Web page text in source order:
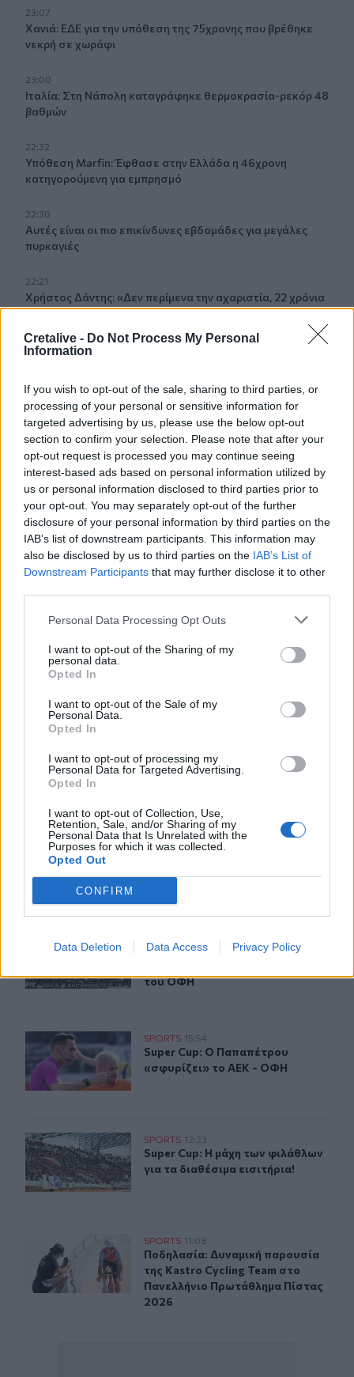
Cretalive - Do Not Process My Personal
Information
If you wish to opt-out of the sale, sharing to third parties, or
processing of your personal or sensitive information for
targeted advertising by us, please use the below opt-out
section to confirm your selection. Please note that after your
opt-out request is processed you may continue seeing
interest-based ads based on personal information utilized by
us or personal information disclosed to third parties prior to
your opt-out. You may separately opt-out of the further
disclosure of your personal information by third parties on the
IAB’s list of downstream participants. This information may
also be disclosed by us to third parties on the IAB’s List of
Downstream Participants that may further disclose it to other
Personal Data Processing Opt Outs
I want to opt-out of the Sharing of my
personal data.
Opted In
I want to opt-out of the Sale of my
Personal Data.
Opted In
I want to opt-out of processing my
Personal Data for Targeted Advertising.
Opted In
I want to opt-out of Collection, Use,
Retention, Sale, and/or Sharing of my
Personal Data that Is Unrelated with the
Purposes for which it was collected.
Opted Out
CONFIRM
Data Deletion Data Access Privacy Policy
23:07
Χανιά: ΕΔΕ για την υπόθεση της 75χρονης που βρέθηκε
νεκρή σε χωράφι
23:00
Ιταλία: Στη Νάπολη καταγράφηκε θερμοκρασία-ρεκόρ 48
βαθμών
22:32
Υπόθεση Marfin: Έφθασε στην Ελλάδα η 46χρονη
κατηγορούμενη για εμπρησμό
22:30
Αυτές είναι οι πιο επικίνδυνες εβδομάδες για μεγάλες
πυρκαγιές
22:21
Χρήστος Δάντης: «Δεν περίμενα την αχαριστία, 22 χρόνια
μετά και συνάδελφοι προσπαθούν να ξεχάσουν ότι
Μετρό Θεσσαλονίκης
22:05
Τζόκερ: Αυτοί είναι οι τυχεροί αριθμοί που κερδίζουν
πάνω από 2 εκατ. ευρώ
Συρία: Βόμβα εξερράγη σε λεωφορείο κοντά στη
Δαμασκό – Τουλάχιστον 2 νεκροί και 13 τραυματίες
ΠΕΡΙΣΣΟΤΕΡΑ
ΣΧΕΤΙΚA AΡΘΡΑ
ΟΦΗ: Μεγάλο προβάδισμα πρόκρισης για την ΤΣΣΚΑ
πρόκρισης για την ΤΣΣΚΑ
Σόφιας
Ο κόσμος του ΟΦΗ «εξαφάνισε» 3.000 εισιτήρια σε
SPORTS 16:36
Ο κόσμος του ΟΦΗ «εξαφάνισε»
Ο κόσμος του ΟΦΗ «εξαφάνισε»
48 ώρες για το Σούπερ Καπ
Σούπερ Καπ: Ελεύθερη η πώληση των εισιτηρίων για
Σούπερ Καπ: Ελεύθερη η πώληση
Σούπερ Καπ: Ελεύθερη η πώληση
του ΟΦΗ
Super Cup: Ο Παπαπέτρου «σφυρίζει» το ΑΕΚ - ΟΦΗ
SPORTS 15:54
Super Cup: Ο Παπαπέτρου
Super Cup: Ο Παπαπέτρου
«σφυρίζει» το ΑΕΚ - ΟΦΗ
Super Cup: Η μάχη των φιλάθλων για τα διαθέσιμα
SPORTS 12:23
Super Cup: Η μάχη των φιλάθλων
Super Cup: Η μάχη των φιλάθλων
για τα διαθέσιμα εισιτήρια!
Ποδηλασία: Δυναμική παρουσία της Kastro Cycling
SPORTS 11:08
Ποδηλασία: Δυναμική παρουσία
Ποδηλασία: Δυναμική παρουσία
της Kastro Cycling Team στο
Πανελλήνιο Πρωτάθλημα Πίστας
2026